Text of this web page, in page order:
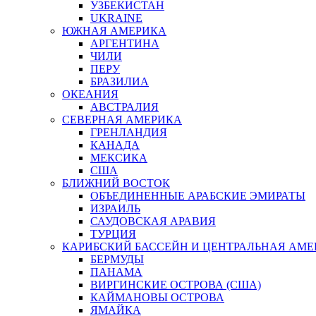
УЗБЕКИСТАН
UKRAINE
ЮЖНАЯ АМЕРИКА
АРГЕНТИНА
ЧИЛИ
ПЕРУ
БРАЗИЛИА
ОКЕАНИЯ
АВСТРАЛИЯ
СЕВЕРНАЯ АМЕРИКА
ГРЕНЛАНДИЯ
КАНАДА
МЕКСИКА
США
БЛИЖНИЙ ВОСТОК
ОБЪЕДИНЕННЫЕ АРАБСКИЕ ЭМИРАТЫ
ИЗРАИЛЬ
САУДОВСКАЯ АРАВИЯ
ТУРЦИЯ
КАРИБСКИЙ БАССЕЙН И ЦЕНТРАЛЬНАЯ
БЕРМУДЫ
ПАНАМА
ВИРГИНСКИЕ ОСТРОВА (США)
КАЙМАНОВЫ ОСТРОВА
ЯМАЙКА